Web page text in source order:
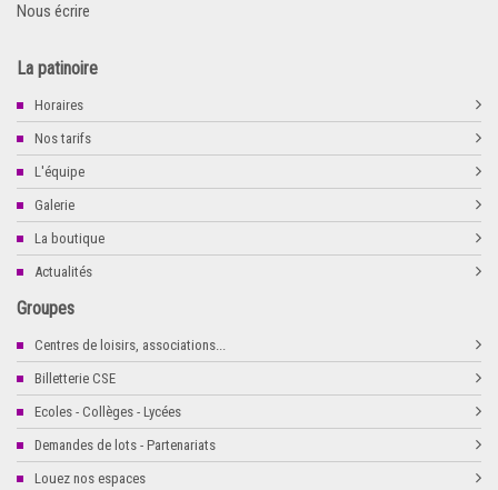
Nous écrire
La patinoire
Horaires
Nos tarifs
L'équipe
Galerie
La boutique
Actualités
Groupes
Centres de loisirs, associations...
Billetterie CSE
Ecoles - Collèges - Lycées
Demandes de lots - Partenariats
Louez nos espaces